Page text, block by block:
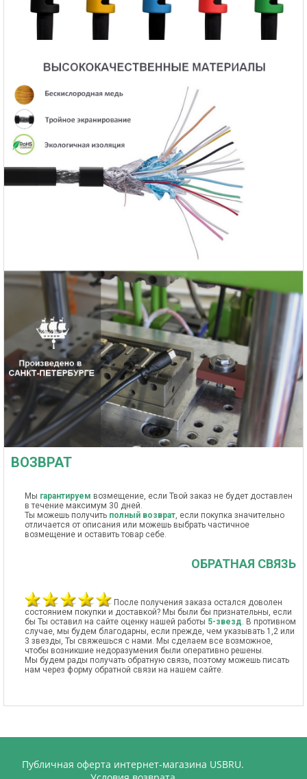
ВОЗВРАТ
Мы гарантируем возмещение, если Твой заказ не будет доставлен
в течение максимум 30 дней.
Ты можешь получить полный возврат, если покупка значительно
отличается от описания или можешь выбрать частичное
возмещение и оставить товар себе.
ОБРАТНАЯ СВЯЗЬ
После получения заказа остался доволен
состоянием покупки и доставкой? Мы были бы признательны, если
бы Ты оставил на сайте оценку нашей работы 5-звезд. В противном
случае, мы будем благодарны, если прежде, чем указывать 1,2 или
3 звезды, Ты свяжешься с нами. Мы сделаем все возможное,
чтобы возникшие недоразумения были оперативно решены.
Мы будем рады получать обратную связь, поэтому можешь писать
нам через форму обратной связи на нашем сайте.
Публичная оферта интернет-магазина USBRU.